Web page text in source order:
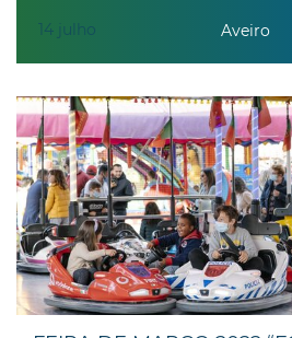
14 julho Aveiro